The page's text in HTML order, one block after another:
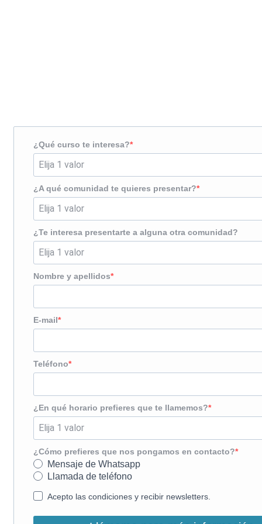
¿Qué curso te interesa?
¿A qué comunidad te quieres presentar?
¿Te interesa presentarte a alguna otra comunidad?
Nombre y apellidos
E-mail
Teléfono
¿En qué horario prefieres que te llamemos?
¿Cómo prefieres que nos pongamos en contacto?
Mensaje de Whatsapp
Llamada de teléfono
Acepto las condiciones y recibir newsletters.